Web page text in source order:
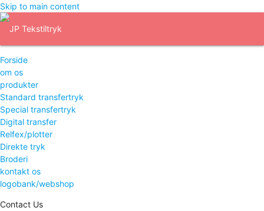
Skip to main content
Forside
om os
produkter
Standard transfertryk
Special transfertryk
Digital transfer
Relfex/plotter
Direkte tryk
Broderi
kontakt os
logobank/webshop
Contact Us